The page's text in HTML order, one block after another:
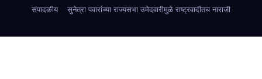
संपादकीय सुनेत्रा पवारांच्या राज्यसभा उमेदवारीमुळे राष्ट्रवादीतच नाराजी